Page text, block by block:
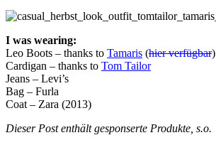
I was wearing:
Leo Boots – thanks to Tamaris (hier verfügbar)
Cardigan – thanks to Tom Tailor
Jeans – Levi’s
Bag – Furla
Coat – Zara (2013)
Dieser Post enthält gesponserte Produkte, s.o.